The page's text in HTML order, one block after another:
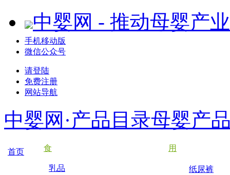
中婴网 - 推动母婴产
手机移动版
微信公众号
请登陆
免费注册
网站导航
中婴网·产品目录母婴产
首页 食
乳品
用
纸尿裤